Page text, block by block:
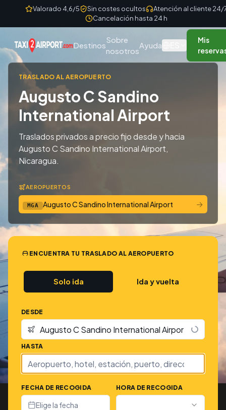
Skip to contentValorado 4,6/5 Sin costes ocultos
Atención al cliente 24/
Cancelación hasta 24 h
Destinos
Sobre
nosotros
Ayuda
Mis
TRASLADO AL AEROPUERTO
Augusto C Sandino
International Airport
Traslados privados a precio fijo desde y hacia
Augusto C Sandino International Airport,
Nicaragua.
AEROPUERTOS
MGA Augusto C Sandino International Airport →
ENCUENTRA TU TRASLADO AL AEROPUERTO
Solo ida Ida y vuelta
DESDE
HASTA
FECHA DE RECOGIDA
Elige la fecha
HORA DE RECOGIDA